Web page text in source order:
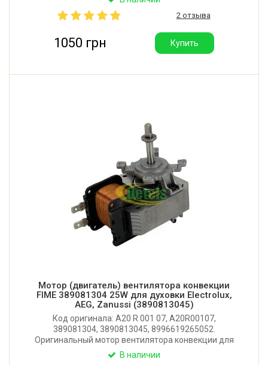
гораздо больший ресурс, чем дешевые аналоги.
2 отзыва
1050 грн Купить
Мотор (двигатель) вентилятора конвекции
FIME 389081304 25W для духовки Electrolux,
AEG, Zanussi (3890813045)
Код оригинала: A20 R 001 07, A20R00107,
389081304, 3890813045, 8996619265052.
Оригинальный мотор вентилятора конвекции для
духового шкафа и духовки кухонной плиты
В наличии